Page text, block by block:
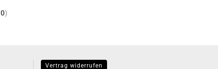
)
Vertrag widerrufen